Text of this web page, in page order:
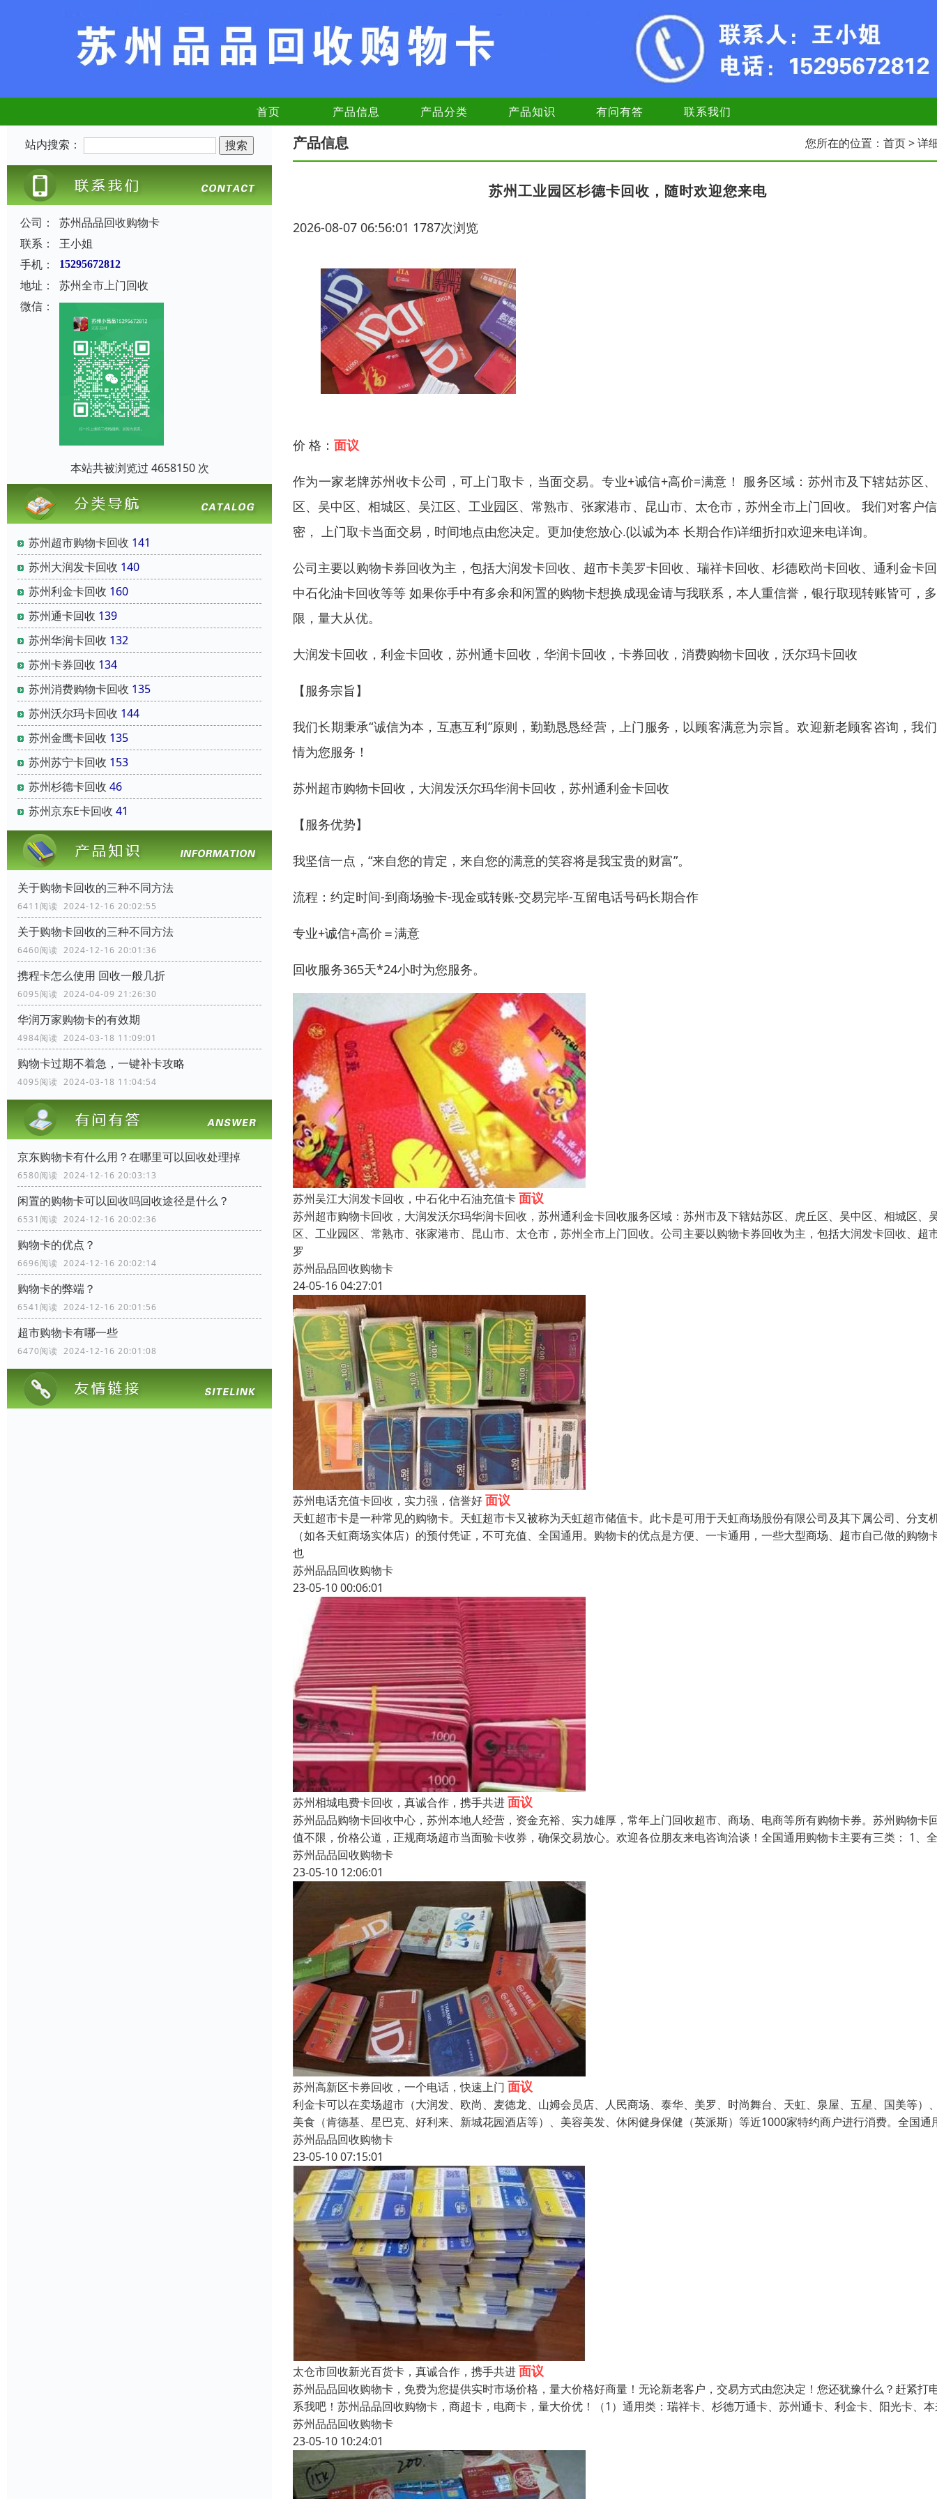
首页 产品信息 产品分类 产品知识 有问有答 联系我们
站内搜索：
公司：
苏州品品回收购物卡
联系：
王小姐
手机：
15295672812
地址：
苏州全市上门回收
微信：
本站共被浏览过 4658150 次
苏州超市购物卡回收 141
苏州大润发卡回收 140
苏州利金卡回收 160
苏州通卡回收 139
苏州华润卡回收 132
苏州卡券回收 134
苏州消费购物卡回收 135
苏州沃尔玛卡回收 144
苏州金鹰卡回收 135
苏州苏宁卡回收 153
苏州杉德卡回收 46
苏州京东E卡回收 41
关于购物卡回收的三种不同方法
6411阅读 2024-12-16 20:02:55
关于购物卡回收的三种不同方法
6460阅读 2024-12-16 20:01:36
携程卡怎么使用 回收一般几折
6095阅读 2024-04-09 21:26:30
华润万家购物卡的有效期
4984阅读 2024-03-18 11:09:01
购物卡过期不着急，一键补卡攻略
4095阅读 2024-03-18 11:04:54
京东购物卡有什么用？在哪里可以回收处理掉
6580阅读 2024-12-16 20:03:13
闲置的购物卡可以回收吗回收途径是什么？
6531阅读 2024-12-16 20:02:36
购物卡的优点？
6696阅读 2024-12-16 20:02:14
购物卡的弊端？
6541阅读 2024-12-16 20:01:56
超市购物卡有哪一些
6470阅读 2024-12-16 20:01:08
产品信息 您所在的位置： 首页> 详
苏州工业园区杉德卡回收，随时欢迎您来电
2026-08-07 06:56:01 1787次浏览
价 格： 面议
作为一家老牌苏州收卡公司，可上门取卡，当面交易。专业+诚信+高价=满意！ 服务区域：苏州市及下辖姑苏区
区、吴中区、相城区、吴江区、工业园区、常熟市、张家港市、昆山市、太仓市，苏州全市上门回收。 我们对客户
密， 上门取卡当面交易，时间地点由您决定。更加使您放心.(以诚为本 长期合作)详细折扣欢迎来电详询。
公司主要以购物卡券回收为主，包括大润发卡回收、超市卡美罗卡回收、瑞祥卡回收、杉德欧尚卡回收、通利金卡
中石化油卡回收等等 如果你手中有多余和闲置的购物卡想换成现金请与我联系，本人重信誉，银行取现转账皆可，
限，量大从优。
大润发卡回收，利金卡回收，苏州通卡回收，华润卡回收，卡券回收，消费购物卡回收，沃尔玛卡回收
【服务宗旨】
我们长期秉承“诚信为本，互惠互利”原则，勤勤恳恳经营，上门服务，以顾客满意为宗旨。欢迎新老顾客咨询，我
情为您服务！
苏州超市购物卡回收，大润发沃尔玛华润卡回收，苏州通利金卡回收
【服务优势】
我坚信一点，“来自您的肯定，来自您的满意的笑容将是我宝贵的财富”。
流程：约定时间-到商场验卡-现金或转账-交易完毕-互留电话号码长期合作
专业+诚信+高价＝满意
回收服务365天*24小时为您服务。
苏州吴江大润发卡回收，中石化中石油充值卡面议
苏州超市购物卡回收，大润发沃尔玛华润卡回收，苏州通利金卡回收服务区域：苏州市及下辖姑苏区、虎丘区、吴中区、相城区、
区、工业园区、常熟市、张家港市、昆山市、太仓市，苏州全市上门回收。公司主要以购物卡券回收为主，包括大润发卡回收、超
罗
苏州品品回收购物卡
24-05-16 04:27:01
苏州电话充值卡回收，实力强，信誉好面议
天虹超市卡是一种常见的购物卡。天虹超市卡又被称为天虹超市储值卡。此卡是可用于天虹商场股份有限公司及其下属公司、分支
（如各天虹商场实体店）的预付凭证，不可充值、全国通用。购物卡的优点是方便、一卡通用，一些大型商场、超市自己做的购物
也
苏州品品回收购物卡
23-05-10 00:06:01
苏州相城电费卡回收，真诚合作，携手共进面议
苏州品品购物卡回收中心，苏州本地人经营，资金充裕、实力雄厚，常年上门回收超市、商场、电商等所有购物卡券。苏州购物卡
值不限，价格公道，正规商场超市当面验卡收券，确保交易放心。欢迎各位朋友来电咨询洽谈！全国通用购物卡主要有三类： 1、
苏州品品回收购物卡
23-05-10 12:06:01
苏州高新区卡券回收，一个电话，快速上门 面议
利金卡可以在卖场超市（大润发、欧尚、麦德龙、山姆会员店、人民商场、泰华、美罗、时尚舞台、天虹、泉屋、五星、国美等）
美食（肯德基、星巴克、好利来、新城花园酒店等）、美容美发、休闲健身保健（英派斯）等近1000家特约商户进行消费。全国通
苏州品品回收购物卡
23-05-10 07:15:01
太仓市回收新光百货卡，真诚合作，携手共进面议
苏州品品回收购物卡，免费为您提供实时市场价格，量大价格好商量！无论新老客户，交易方式由您决定！您还犹豫什么？赶紧打
系我吧！苏州品品回收购物卡，商超卡，电商卡，量大价优！（1）通用类：瑞祥卡、杉德万通卡、苏州通卡、利金卡、阳光卡、
苏州品品回收购物卡
23-05-10 10:24:01